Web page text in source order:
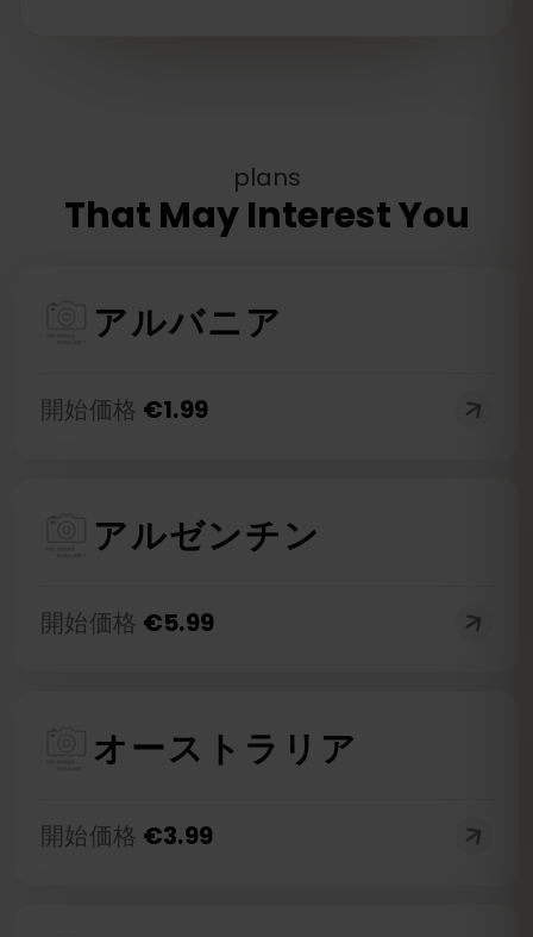
plans
That May Interest You
アルバニア
開始価格 €1.99
アルゼンチン
開始価格 €5.99
オーストラリア
開始価格 €3.99